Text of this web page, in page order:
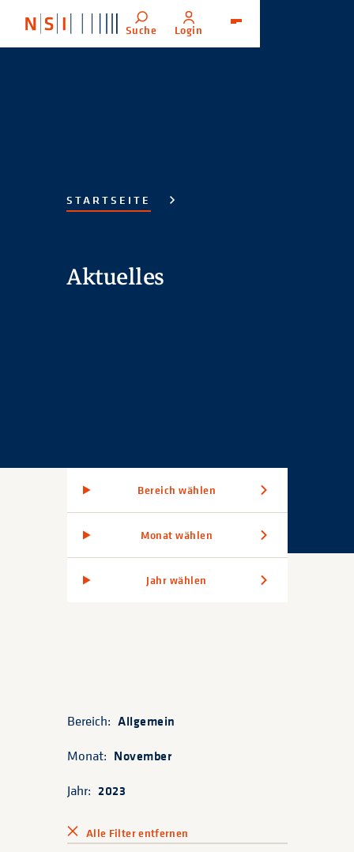
Suche Login
STARTSEITE
Aktuelles
Bereich wählen
Monat wählen
Jahr wählen
Bereich: Allgemein
Monat: November
Jahr: 2023
Alle Filter entfernen